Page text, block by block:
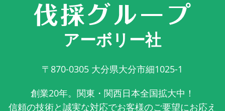
アーボリー社
〒870-0305 大分県大分市細1025-1
創業20年。関東・関西日本全国拡大中！
信頼の技術と誠実な対応でお客様のご要望にお応え